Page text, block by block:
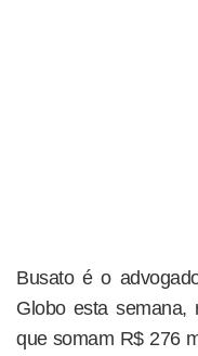
Busato é o
Globo esta semana,
que somam R$ 276